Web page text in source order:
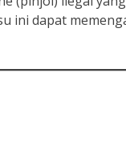
ini dapat